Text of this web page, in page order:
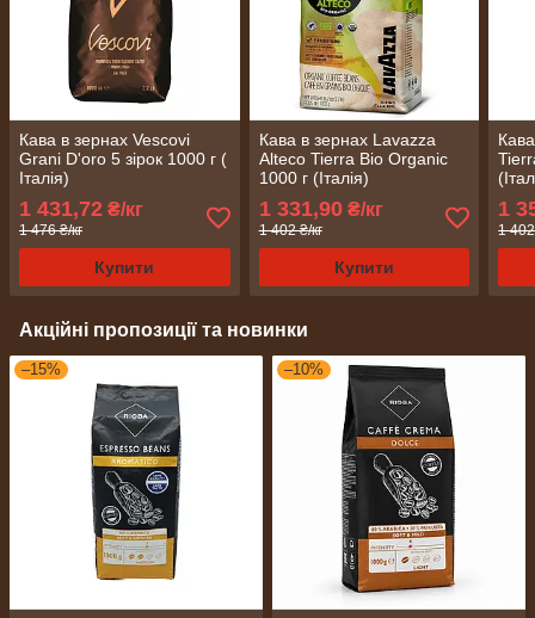
Кава в зернах Vescovi
Grani D'oro 5 зірок 1000 г (
Італія)
1 431,72 ₴/кг
1 476 ₴/кг
Купити
Кава в зернах Lavazza
Alteco Tierra Bio Organic
1000 г (Італія)
1 331,90₴/кг
1 402 ₴/кг
Купити
1
1 402
Акційні пропозиції та новинки
–15% –10%